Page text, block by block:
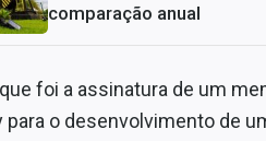
comparação anual
foi a assinatura de um
para o desenvolvimento de